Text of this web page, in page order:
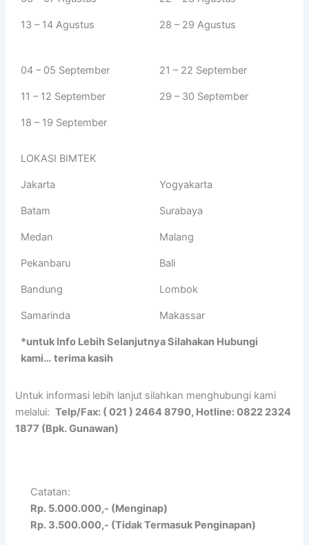
13 – 14 Agustus 28 – 29 Agustus
04 – 05 September 21 – 22 September
11 – 12 September 29 – 30 September
18 – 19 September
LOKASI BIMTEK
Jakarta Yogyakarta
Batam Surabaya
Medan Malang
Pekanbaru Bali
Bandung Lombok
Samarinda Makassar
*untuk Info Lebih Selanjutnya Silahakan Hubungi
kami… terima kasih
Untuk informasi lebih lanjut silahkan menghubungi kami
melalui:Telp/Fax: ( 021 ) 2464 8790, Hotline: 0822 2324
1877 (Bpk. Gunawan)
Catatan:
Rp. 5.000.000,- (Menginap)
Rp. 3.500.000,- (Tidak Termasuk Penginapan)